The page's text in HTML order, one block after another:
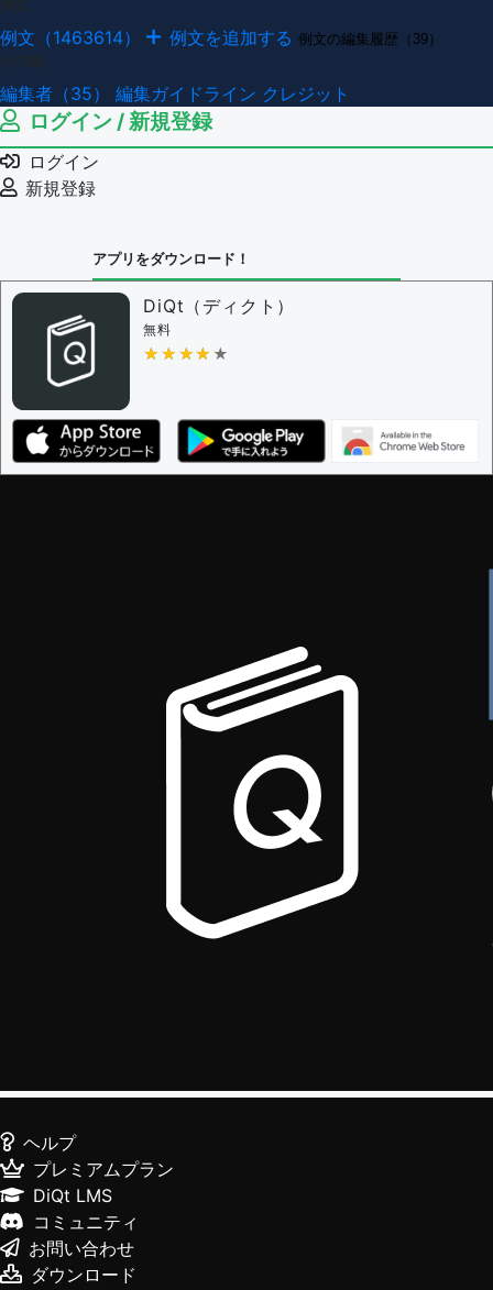
例文（1463614） 例文を追加する 例文の編集履歴（39）
編集者（35） 編集ガイドライン クレジット
ログイン / 新規登録
ログイン
新規登録
アプリをダウンロード！
DiQt（ディクト）
無料
★★★★★
★★★★★
ヘルプ
プレミアムプラン
DiQt LMS
コミュニティ
お問い合わせ
ダウンロード